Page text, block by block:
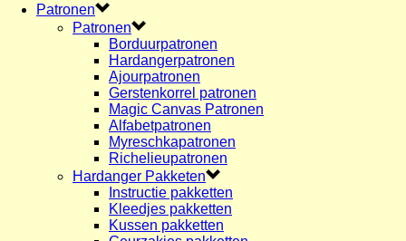
Patronen
Patronen
Borduurpatronen
Hardangerpatronen
Ajourpatronen
Gerstenkorrel patronen
Magic Canvas Patronen
Alfabetpatronen
Myreschkapatronen
Richelieupatronen
Hardanger Pakketen
Instructie pakketten
Kleedjes pakketten
Kussen pakketten